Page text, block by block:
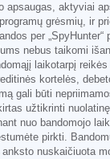
apsaugas, aktyviai
grėsmių, ir
per „SpyHunter“
nebus taikomi
laikotarpį reikės
kortelės,
gali būti
užtikrinti
nuo bandomojo
pirkti.
nuskaičiuota